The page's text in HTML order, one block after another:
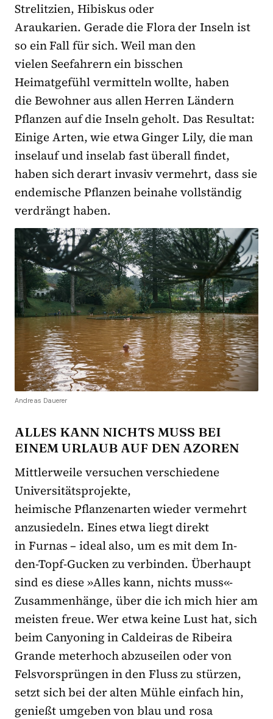
Strelitzien, Hibiskus oder
Araukarien. Gerade die Flora der Inseln ist
so ein Fall für sich. Weil man den
vielen Seefahrern ein bisschen
Heimatgefühl vermitteln wollte, haben
die Bewohner aus allen Herren Ländern
Pflanzen auf die Inseln geholt. Das Resultat:
Einige Arten, wie etwa Ginger Lily, die man
inselauf und inselab fast überall findet,
haben sich derart invasiv vermehrt, dass sie
endemische Pflanzen beinahe vollständig
verdrängt haben.
Andreas Dauerer
ALLES KANN NICHTS MUSS BEI
EINEM URLAUB AUF DEN AZOREN
Mittlerweile versuchen verschiedene
Universitätsprojekte,
heimische Pflanzenarten wieder vermehrt
anzusiedeln. Eines etwa liegt direkt
in Furnas – ideal also, um es mit dem In-
den-Topf-Gucken zu verbinden. Überhaupt
sind es diese »Alles kann, nichts muss«-
Zusammenhänge, über die ich mich hier am
meisten freue. Wer etwa keine Lust hat, sich
beim Canyoning in Caldeiras de Ribeira
Grande meterhoch abzuseilen oder von
Felsvorsprüngen in den Fluss zu stürzen,
setzt sich bei der alten Mühle einfach hin,
genießt umgeben von blau und rosa